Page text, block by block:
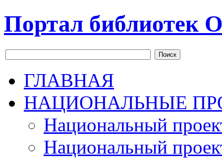
Портал библиотек
Поиск
ГЛАВНАЯ
НАЦИОНАЛЬНЫЕ
Национальный
Национальный